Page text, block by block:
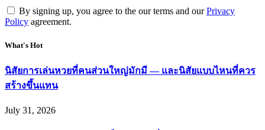
By signing up, you agree to the our terms and ourPrivacy
Policy agreement.
What's Hot
นิสัยการเล่นหวยที่คนส่วนใหญ่มักมี — และนิสัยแบบไหนที่ควร
สร้างขึ้นแทน
July 31, 2026